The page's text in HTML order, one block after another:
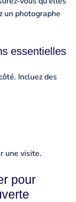
un photographe
essentielles
Incluez des
une visite.
pour